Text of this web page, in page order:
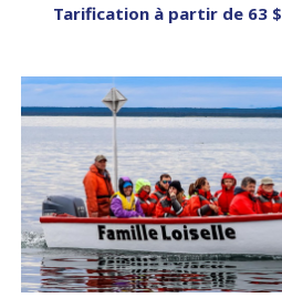
Tarification à partir de 63 $